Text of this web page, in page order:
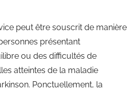
peut être souscrit de manière
présentant
ou des difficultés de
atteintes de la maladie
Ponctuellement, la